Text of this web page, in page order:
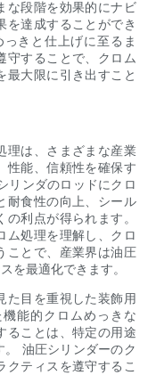
な段階を効果的にナビ
を達成することができ
きと仕上げに至るま
守することで、クロム
最大限に引き出すこと
理は、さまざまな産業
性能、信頼性を確保す
リンダのロッドにクロ
耐食性の向上、シール
利点が得られます。
ム処理を理解し、クロ
ことで、産業界は油圧
を最適化できます。
た目を重視した装飾用
能的クロムめっきな
ることは、特定の用途
油圧シリンダーのク
クティスを遵守するこ